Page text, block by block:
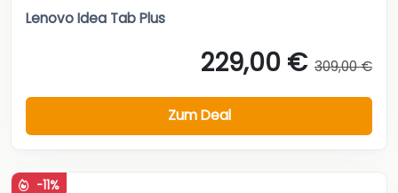
Lenovo Idea Tab Plus
229,00 € 309,00 €
Zum Deal
-11%